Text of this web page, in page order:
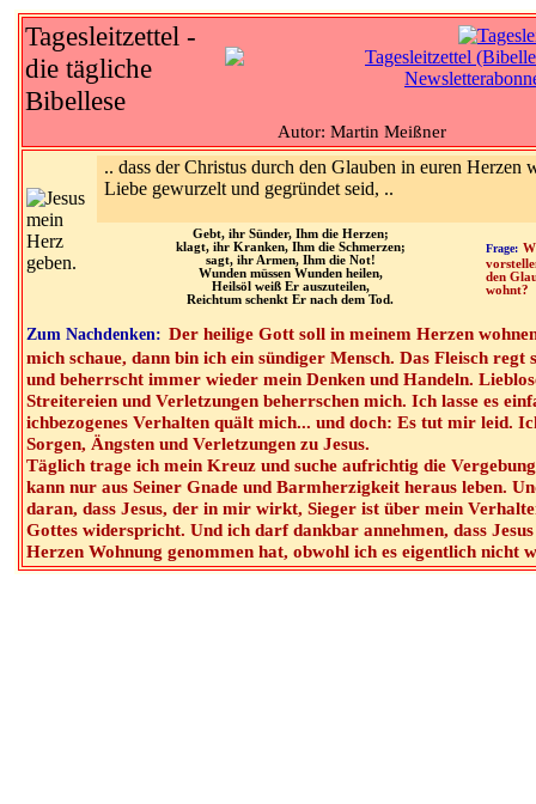
Tagesleitzettel -
die tägliche
Bibellese
Autor: Martin Meißner
.. dass der Christus durch den Glauben in euren Herzen
Liebe gewurzelt und gegründet seid, ..
Gebt, ihr Sünder, Ihm die Herzen;
klagt, ihr Kranken, Ihm die Schmerzen;
sagt, ihr Armen, Ihm die Not!
Wunden müssen Wunden heilen,
Heilsöl weiß Er auszuteilen,
Reichtum schenkt Er nach dem Tod.
Frage:
den
wohnt?
Zum Nachdenken: Der heilige Gott soll in meinem Herzen
mich schaue, dann bin ich ein sündiger Mensch. Das Fleisch regt
und beherrscht immer wieder mein Denken und Handeln.
Streitereien und Verletzungen beherrschen mich. Ich lasse es
ichbezogenes Verhalten quält mich... und doch: Es tut mir leid.
Sorgen, Ängsten und Verletzungen zu Jesus.
Täglich trage ich mein Kreuz und suche aufrichtig die
kann nur aus Seiner Gnade und Barmherzigkeit heraus leben.
daran, dass Jesus, der in mir wirkt, Sieger ist über mein
Gottes widerspricht. Und ich darf dankbar annehmen, dass
Herzen Wohnung genommen hat, obwohl ich es eigentlich nicht